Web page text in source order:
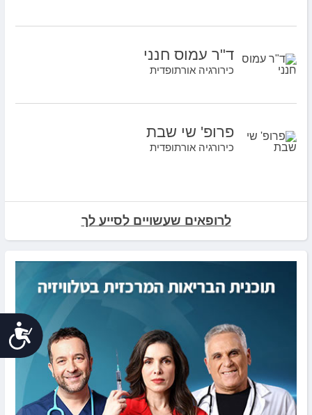
ד"ר עמוס חנני
כירורגיה אורתופדית
פרופ' שי שבת
כירורגיה אורתופדית
לרופאים שעשויים לסייע לך